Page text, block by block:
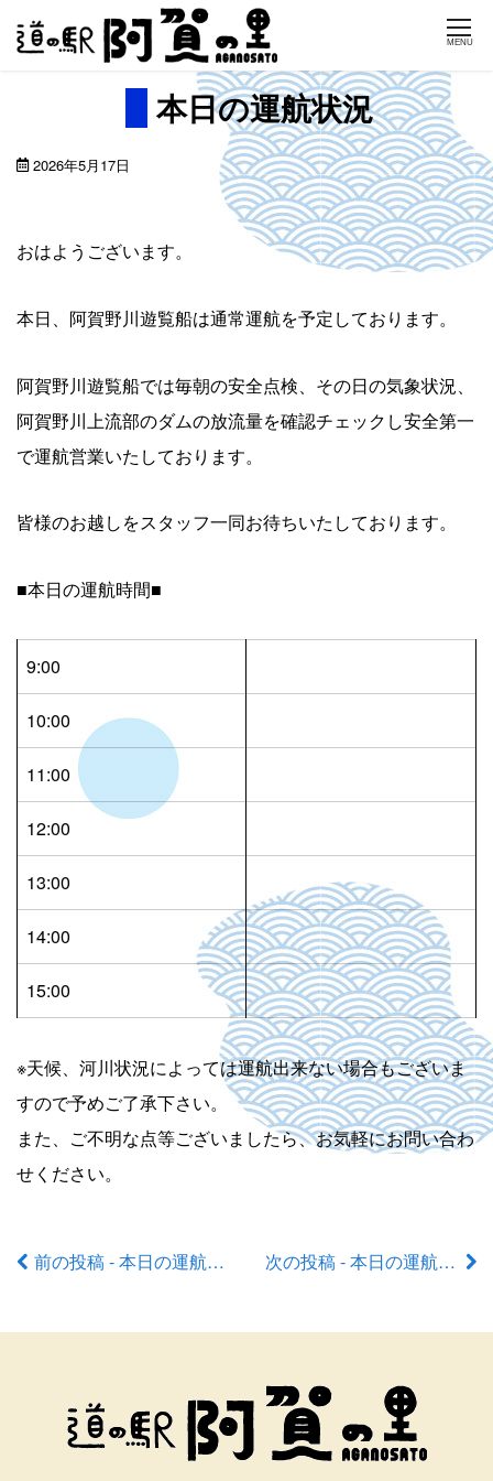
Skip
MENU
本日の運航状況
2026年5月17日
おはようございます。
本日、阿賀野川遊覧船は通常運航を予定しております。
阿賀野川遊覧船では毎朝の安全点検、その日の気象状況、
阿賀野川上流部のダムの放流量を確認チェックし安全第一
で運航営業いたしております。
皆様のお越しをスタッフ一同お待ちいたしております。
■本日の運航時間■
9:00
10:00
11:00
12:00
13:00
14:00
15:00
※天候、河川状況によっては運航出来ない場合もございま
すので予めご了承下さい。
また、ご不明な点等ございましたら、お気軽にお問い合わ
せください。
前前の投稿 - 本日の運航状況 次の投稿 - 本日の運航状況